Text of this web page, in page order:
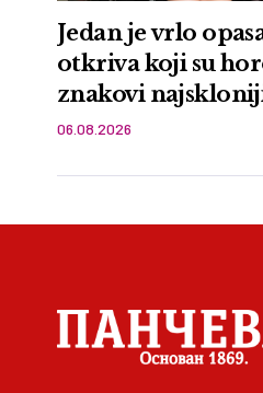
Jedan je vrlo
otkriva koji su
znakovi
kriminalu
06.08.2026